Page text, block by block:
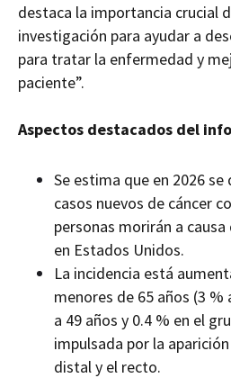
destaca la importancia crucial
investigación para ayudar a
para tratar la enfermedad y
paciente”.
Aspectos destacados del
Se estima que en 2026
casos nuevos de cáncer
personas morirán a
en Estados Unidos.
La incidencia está
menores de 65 años (3 %
a 49 años y 0.4 % en el
impulsada por la
distal y el recto.